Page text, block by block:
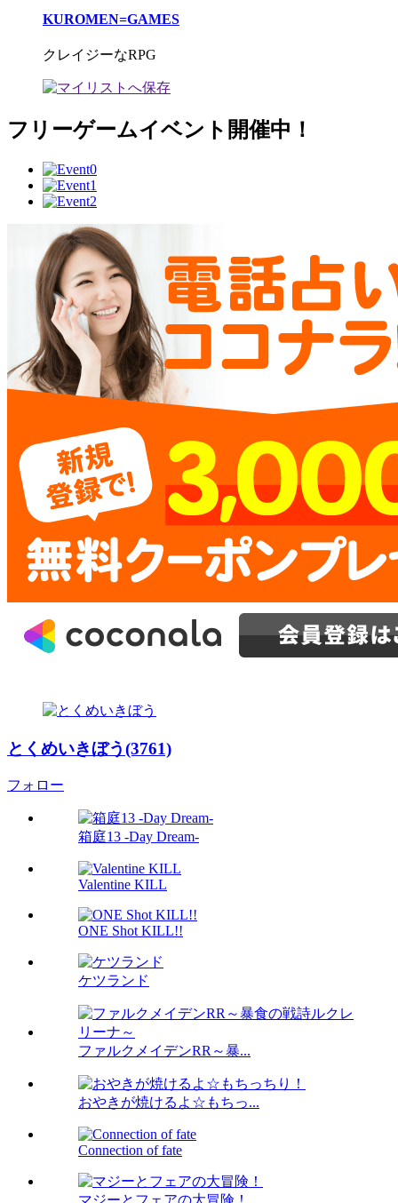
KUROMEN=GAMES
クレイジーなRPG
フリーゲームイベント開催中！
とくめいきぼう(3761)
フォロー
箱庭13 -Day Dream-
Valentine KILL
ONE Shot KILL!!
ケツランド
ファルクメイデンRR～暴...
おやきが焼けるよ☆もちっ...
Connection of fate